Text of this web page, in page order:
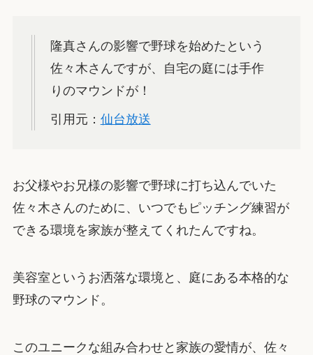
隆真さんの影響で野球を始めたという
佐々木さんですが、自宅の庭には手作
りのマウンドが！
引用元： 仙台放送
お父様やお兄様の影響で野球に打ち込んでいた
佐々木さんのために、いつでもピッチング練習が
できる環境を家族が整えてくれたんですね。
美容室というお洒落な環境と、庭にある本格的な
野球のマウンド。
このユニークな組み合わせと家族の愛情が、佐々